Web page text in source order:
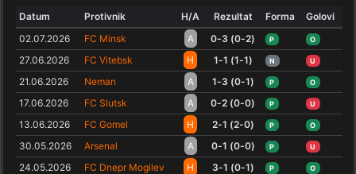
Datum Protivnik H/A Rezultat Forma
Golovi
02.07.2026
FC Minsk A 0-3 (0-2) P O
27.06.2026 FC Vitebsk H 1-1 (1-1) N U
21.06.2026 Neman A 1-3 (0-1) P O
17.06.2026 FC Slutsk A 0-2 (0-0) P U
13.06.2026 FC Gomel H 2-1 (2-0) P O
30.05.2026 Arsenal A 0-1 (0-0) P U
24.05.2026 FC Dnepr Mogilev H 3-1 (0-1) P O